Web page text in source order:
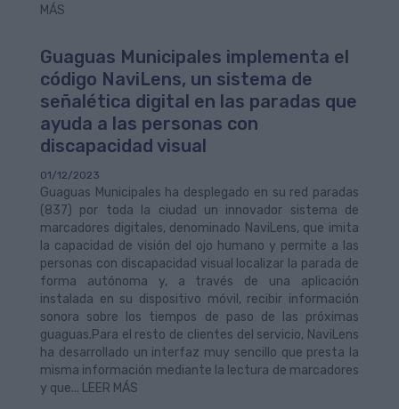
MÁS
Guaguas Municipales implementa el
código NaviLens, un sistema de
señalética digital en las paradas que
ayuda a las personas con
discapacidad visual
01/12/2023
Guaguas Municipales ha desplegado en su red paradas
(837) por toda la ciudad un innovador sistema de
marcadores digitales, denominado NaviLens, que imita
la capacidad de visión del ojo humano y permite a las
personas con discapacidad visual localizar la parada de
forma autónoma y, a través de una aplicación
instalada en su dispositivo móvil, recibir información
sonora sobre los tiempos de paso de las próximas
guaguas.Para el resto de clientes del servicio, NaviLens
ha desarrollado un interfaz muy sencillo que presta la
misma información mediante la lectura de marcadores
y que... LEER MÁS